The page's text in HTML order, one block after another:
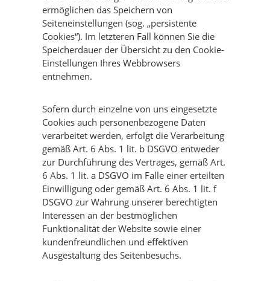
ermöglichen das Speichern von
Seiteneinstellungen (sog. „persistente
Cookies“). Im letzteren Fall können Sie die
Speicherdauer der Übersicht zu den Cookie-
Einstellungen Ihres Webbrowsers
entnehmen.
Sofern durch einzelne von uns eingesetzte
Cookies auch personenbezogene Daten
verarbeitet werden, erfolgt die Verarbeitung
gemäß Art. 6 Abs. 1 lit. b DSGVO entweder
zur Durchführung des Vertrages, gemäß Art.
6 Abs. 1 lit. a DSGVO im Falle einer erteilten
Einwilligung oder gemäß Art. 6 Abs. 1 lit. f
DSGVO zur Wahrung unserer berechtigten
Interessen an der bestmöglichen
Funktionalität der Website sowie einer
kundenfreundlichen und effektiven
Ausgestaltung des Seitenbesuchs.